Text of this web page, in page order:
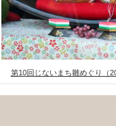
第10回じないまち雛めぐり（